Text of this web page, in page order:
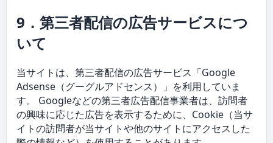
9．第三者配信の広告サービスにつ
いて
当サイトは、第三者配信の広告サービス「Google
Adsense（グーグルアドセンス）」を利用していま
す。 Googleなどの第三者広告配信事業者は、訪問者
の興味に応じた広告を表示するために、Cookie（当サ
イトの訪問者が当サイトや他のサイトにアクセスした